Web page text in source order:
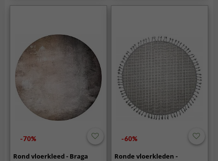
-70%
Rond vloerkleed - Braga
-60%
Ronde vloerkleden -